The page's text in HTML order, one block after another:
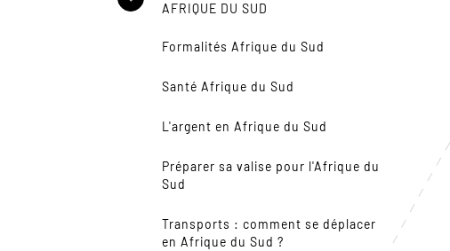
AFRIQUE DU SUD
Formalités Afrique du Sud
Santé Afrique du Sud
L'argent en Afrique du Sud
Préparer sa valise pour l'Afrique du
Sud
Transports : comment se déplacer
en Afrique du Sud ?